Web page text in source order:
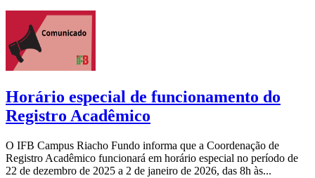
Horário especial de funcionamento do
Registro Acadêmico
O IFB Campus Riacho Fundo informa que a Coordenação de
Registro Acadêmico funcionará em horário especial no período de
22 de dezembro de 2025 a 2 de janeiro de 2026, das 8h às...